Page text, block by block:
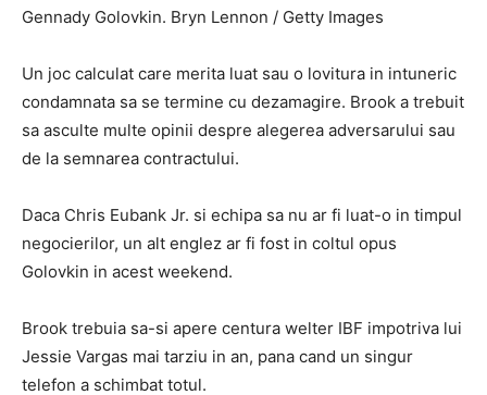
Gennady Golovkin. Bryn Lennon / Getty Images
Un joc calculat care merita luat sau o lovitura in intuneric
condamnata sa se termine cu dezamagire. Brook a trebuit
sa asculte multe opinii despre alegerea adversarului sau
de la semnarea contractului.
Daca Chris Eubank Jr. si echipa sa nu ar fi luat-o in timpul
negocierilor, un alt englez ar fi fost in coltul opus
Golovkin in acest weekend.
Brook trebuia sa-si apere centura welter IBF impotriva lui
Jessie Vargas mai tarziu in an, pana cand un singur
telefon a schimbat totul.